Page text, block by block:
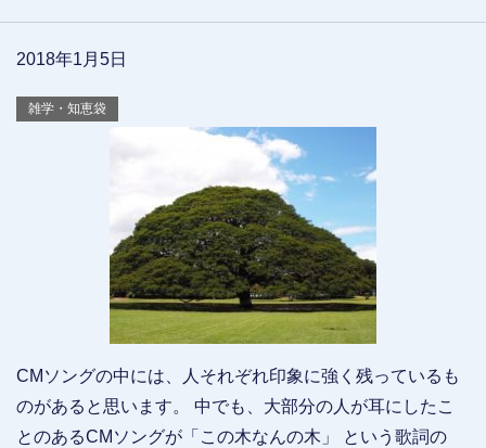
2018年1月5日
雑学・知恵袋
CMソングの中には、人それぞれ印象に強く残っているも
のがあると思います。 中でも、大部分の人が耳にしたこ
とのあるCMソングが「この木なんの木」 という歌詞の